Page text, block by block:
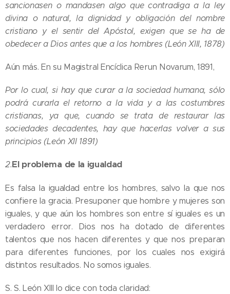
sancionasen o mandasen algo que contradiga a la ley
divina o natural, la dignidad y obligación del nombre
cristiano y el sentir del Apóstol, exigen que se ha de
obedecer a Dios antes que a los hombres (León XIII, 1878)
Aún más. En su Magistral Encíclica Rerun Novarum, 1891,
Por lo cual, si hay que curar a la sociedad humana, sólo
podrá curarla el retorno a la vida y a las costumbres
cristianas, ya que, cuando se trata de restaurar las
sociedades decadentes, hay que hacerlas volver a sus
principios (León XII 1891)
2.El problema de la igualdad
Es falsa la igualdad entre los hombres, salvo la que nos
confiere la gracia. Presuponer que hombre y mujeres son
iguales, y que aún los hombres son entre sí iguales es un
verdadero error. Dios nos ha dotado de diferentes
talentos que nos hacen diferentes y que nos preparan
para diferentes funciones, por los cuales nos exigirá
distintos resultados. No somos iguales.
S. S. León XIII lo dice con toda claridad: